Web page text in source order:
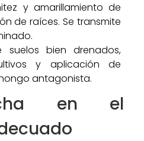
y amarillamiento de
de raíces. Se transmite
suelos bien drenados,
y aplicación de
antagonista.
en el